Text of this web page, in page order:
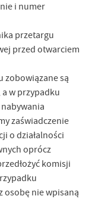
i numer
przetargu
przed otwarciem
zobowiązane są
w przypadku
zaświadczenie
o działalności
oprócz
komisji
nie wpisaną